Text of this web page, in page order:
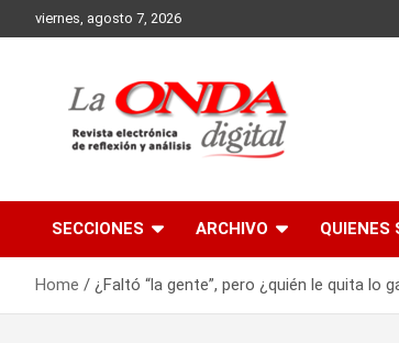
to
viernes, agosto 7, 2026
SECCIONES ARCHIVO QUIENES
Home ¿Faltó “la gente”, pero ¿quién le quita lo